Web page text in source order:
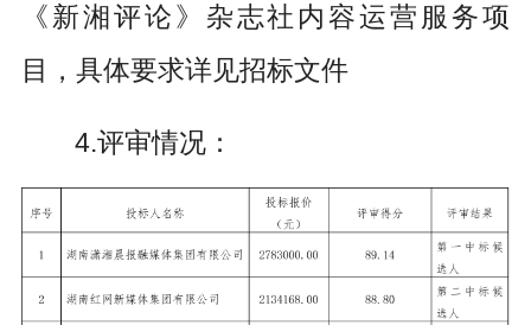
《新湘评论》杂志社内容运营服务项
目，具体要求详见招标文件
4.评审情况：